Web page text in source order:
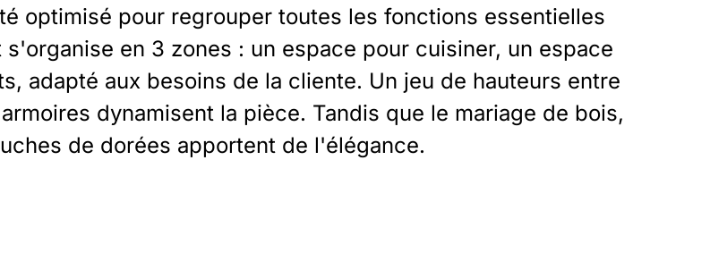
optimisé pour regrouper toutes les fonctions essentielles
en 3 zones : un espace pour cuisiner, un espace
adapté aux besoins de la cliente. Un jeu de hauteurs entre
dynamisent la pièce. Tandis que le mariage de bois,
de dorées apportent de l'élégance.